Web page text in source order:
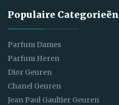
Populaire Categorieën
Parfum Dames
Parfum Heren
Dior Geuren
Chanel Geuren
Jean Paul Gaultier Geuren